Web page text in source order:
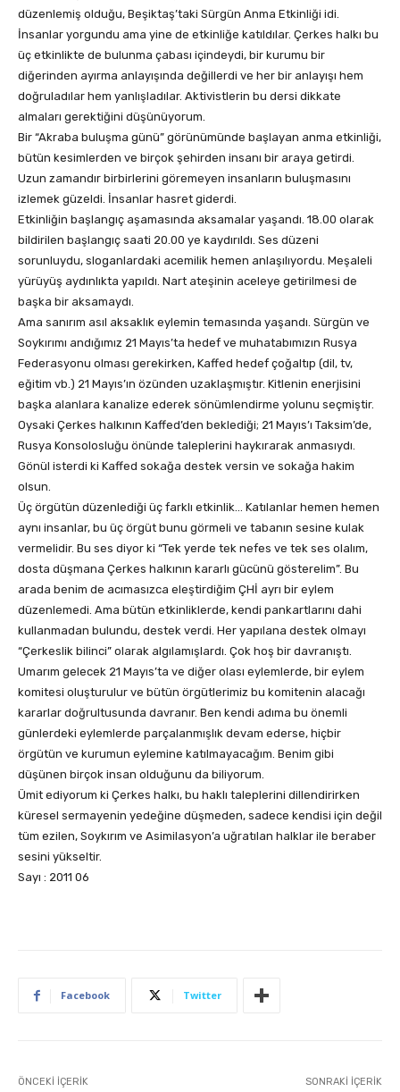
düzenlemiş olduğu, Beşiktaş’taki Sürgün Anma Etkinliği idi.
İnsanlar yorgundu ama yine de etkinliğe katıldılar. Çerkes halkı bu
üç etkinlikte de bulunma çabası içindeydi, bir kurumu bir
diğerinden ayırma anlayışında değillerdi ve her bir anlayışı hem
doğruladılar hem yanlışladılar. Aktivistlerin bu dersi dikkate
almaları gerektiğini düşünüyorum.
Bir “Akraba buluşma günü” görünümünde başlayan anma etkinliği,
bütün kesimlerden ve birçok şehirden insanı bir araya getirdi.
Uzun zamandır birbirlerini göremeyen insanların buluşmasını
izlemek güzeldi. İnsanlar hasret giderdi.
Etkinliğin başlangıç aşamasında aksamalar yaşandı. 18.00 olarak
bildirilen başlangıç saati 20.00 ye kaydırıldı. Ses düzeni
sorunluydu, sloganlardaki acemilik hemen anlaşılıyordu. Meşaleli
yürüyüş aydınlıkta yapıldı. Nart ateşinin aceleye getirilmesi de
başka bir aksamaydı.
Ama sanırım asıl aksaklık eylemin temasında yaşandı. Sürgün ve
Soykırımı andığımız 21 Mayıs’ta hedef ve muhatabımızın Rusya
Federasyonu olması gerekirken, Kaffed hedef çoğaltıp (dil, tv,
eğitim vb.) 21 Mayıs’ın özünden uzaklaşmıştır. Kitlenin enerjisini
başka alanlara kanalize ederek sönümlendirme yolunu seçmiştir.
Oysaki Çerkes halkının Kaffed’den beklediği; 21 Mayıs’ı Taksim’de,
Rusya Konsolosluğu önünde taleplerini haykırarak anmasıydı.
Gönül isterdi ki Kaffed sokağa destek versin ve sokağa hakim
olsun.
Üç örgütün düzenlediği üç farklı etkinlik… Katılanlar hemen hemen
aynı insanlar, bu üç örgüt bunu görmeli ve tabanın sesine kulak
vermelidir. Bu ses diyor ki “Tek yerde tek nefes ve tek ses olalım,
dosta düşmana Çerkes halkının kararlı gücünü gösterelim”. Bu
arada benim de acımasızca eleştirdiğim ÇHİ ayrı bir eylem
düzenlemedi. Ama bütün etkinliklerde, kendi pankartlarını dahi
kullanmadan bulundu, destek verdi. Her yapılana destek olmayı
“Çerkeslik bilinci” olarak algılamışlardı. Çok hoş bir davranıştı.
Umarım gelecek 21 Mayıs’ta ve diğer olası eylemlerde, bir eylem
komitesi oluşturulur ve bütün örgütlerimiz bu komitenin alacağı
kararlar doğrultusunda davranır. Ben kendi adıma bu önemli
günlerdeki eylemlerde parçalanmışlık devam ederse, hiçbir
örgütün ve kurumun eylemine katılmayacağım. Benim gibi
düşünen birçok insan olduğunu da biliyorum.
Ümit ediyorum ki Çerkes halkı, bu haklı taleplerini dillendirirken
küresel sermayenin yedeğine düşmeden, sadece kendisi için değil
tüm ezilen, Soykırım ve Asimilasyon’a uğratılan halklar ile beraber
sesini yükseltir.
Sayı : 2011 06
Facebook Twitter
ÖNCEKI İÇERIK SONRAKI İÇERIK